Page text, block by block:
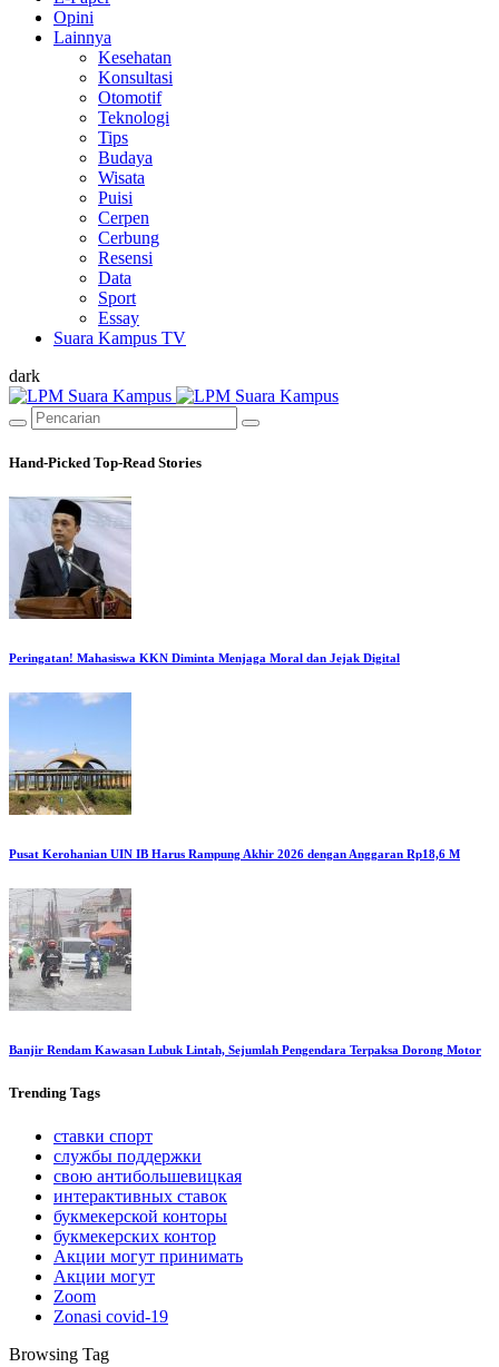
Opini
Lainnya
Kesehatan
Konsultasi
Otomotif
Teknologi
Tips
Budaya
Wisata
Puisi
Cerpen
Cerbung
Resensi
Data
Sport
Essay
Suara Kampus TV
dark
Hand-Picked Top-Read Stories
Peringatan! Mahasiswa KKN Diminta Menjaga Moral dan Jejak Digital
Pusat Kerohanian UIN IB Harus Rampung Akhir 2026 dengan Anggaran Rp18,6 M
Banjir Rendam Kawasan Lubuk Lintah, Sejumlah Pengendara Terpaksa Dorong Motor
Trending Tags
ставки спорт
службы поддержки
свою антибольшевицкая
интерактивных ставок
букмекерской конторы
букмекерских контор
Акции могут принимать
Акции могут
Zoom
Zonasi covid-19
Browsing Tag